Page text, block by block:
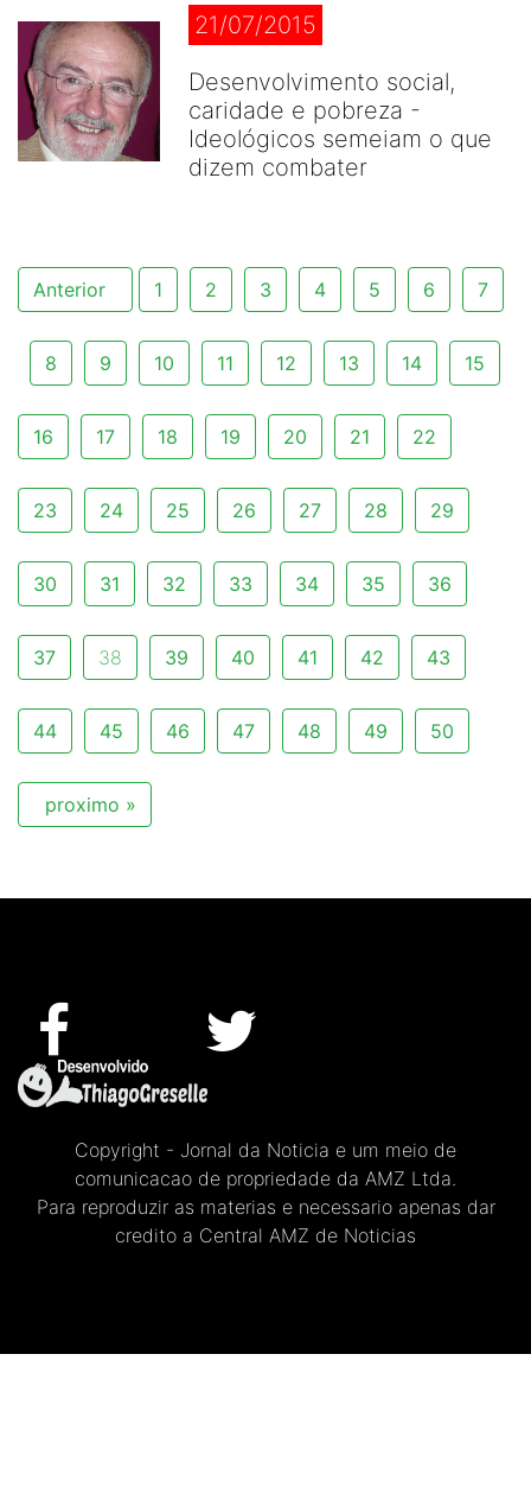
21/07/2015
Desenvolvimento social,
caridade e pobreza -
Ideológicos semeiam o que
dizem combater
Anterior 1 2 3 4 5 6 7
8 9 10 11 12 13 14 15
16 17 18 19 20 21 22
23 24 25 26 27 28 29
30 31 32 33 34 35 36
37 38 39 40 41 42 43
44 45 46 47 48 49 50
proximo »
Copyright - Jornal da Noticia e um meio de
comunicacao de propriedade da AMZ Ltda.
Para reproduzir as materias e necessario apenas dar
credito a Central AMZ de Noticias